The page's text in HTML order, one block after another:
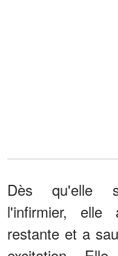
Dès qu'elle
l'infirmier,
restante et a